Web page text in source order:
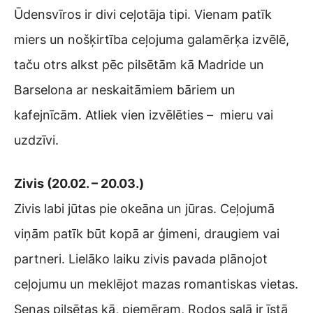
Ūdensvīros ir divi ceļotāja tipi. Vienam patīk
miers un nošķirtība ceļojuma galamērķa izvēlē,
taču otrs alkst pēc pilsētām kā Madride un
Barselona ar neskaitāmiem bāriem un
kafejnīcām. Atliek vien izvēlēties – mieru vai
uzdzīvi.
Zivis (20.02. – 20.03.)
Zivis labi jūtas pie okeāna un jūras. Ceļojumā
viņām patīk būt kopā ar ģimeni, draugiem vai
partneri. Lielāko laiku zivis pavada plānojot
ceļojumu un meklējot mazas romantiskas vietas.
Senas pilsētas kā, piemēram, Rodos salā ir īstā